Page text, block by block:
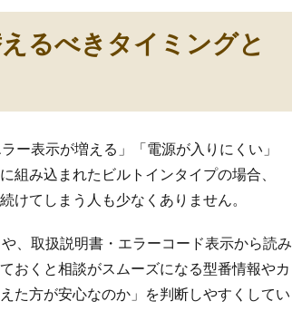
るべきタイミングと
ー表示が増える」「電源が入りにくい」
組み込まれたビルトインタイプの場合、
けてしまう人も少なくありません。
、取扱説明書・エラーコード表示から読み
おくと相談がスムーズになる型番情報やカ
た方が安心なのか」を判断しやすくしてい